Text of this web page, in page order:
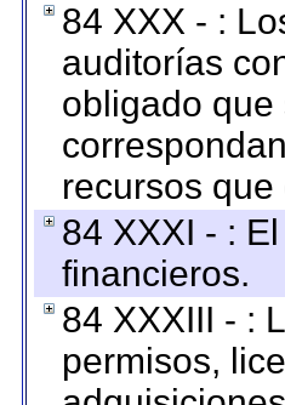
84 XXX - :
auditorías
obligado
recursos
84 XXXI - :
financieros.
84 XXXIII - :
permisos,